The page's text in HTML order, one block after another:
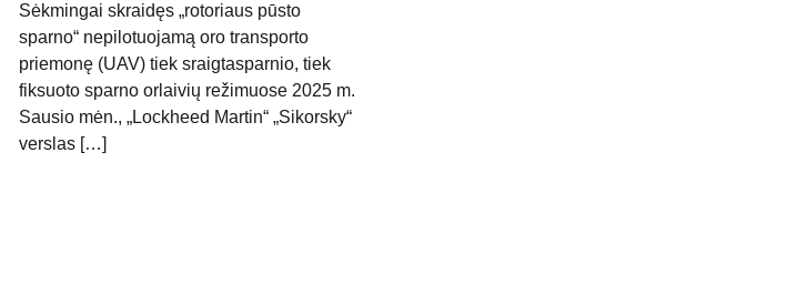
Sėkmingai skraidęs „rotoriaus pūsto
sparno“ nepilotuojamą oro transporto
priemonę (UAV) tiek sraigtasparnio, tiek
fiksuoto sparno orlaivių režimuose 2025 m.
Sausio mėn., „Lockheed Martin“ „Sikorsky“
verslas […]